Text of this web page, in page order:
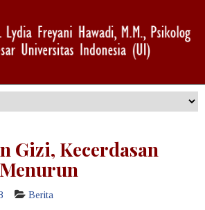
Gizi, Kecerdasan
Berita